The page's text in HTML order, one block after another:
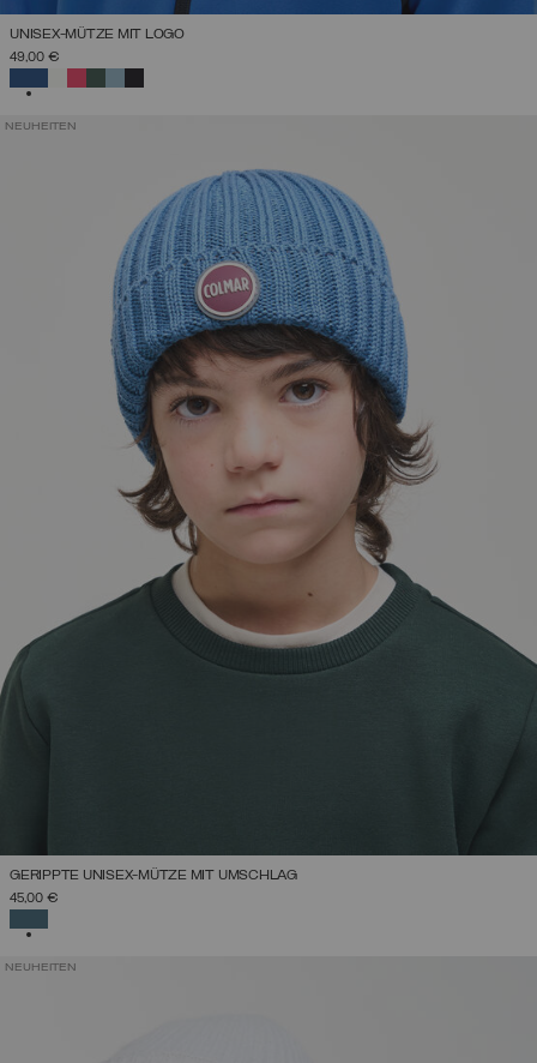
UNISEX-MÜTZE MIT LOGO
49,00 €
NEUHEITEN
GERIPPTE UNISEX-MÜTZE MIT UMSCHLAG
45,00 €
NEUHEITEN